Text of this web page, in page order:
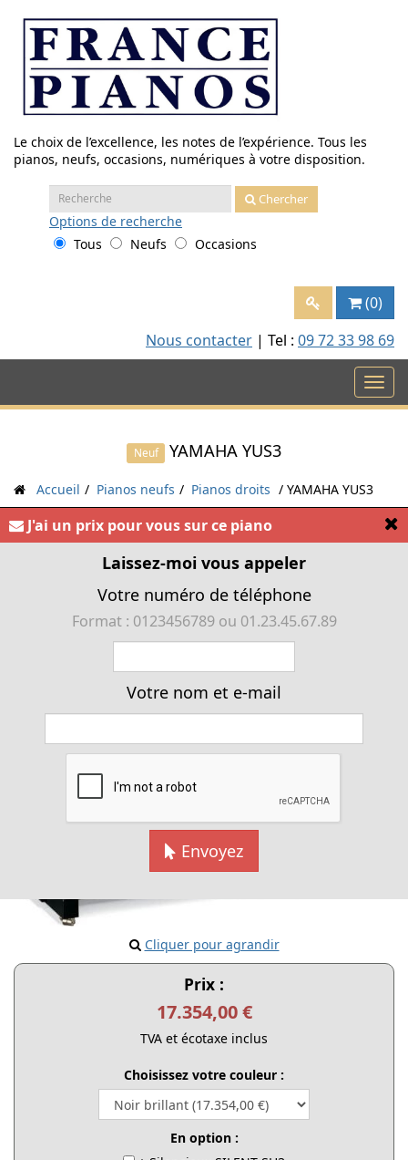
contenu
Le choix de l’excellence, les notes de l’expérience. Tous les
pianos, neufs, occasions, numériques à votre disposition.
Recherche
:
Chercher
Options de recherche
Tous
Neufs Occasions
(0)
Nous contacter | Tel : 09 72 33 98 69
Neuf YAMAHA YUS3
Accueil Pianos neufs Pianos droits YAMAHA YUS3
« Piano droit YAMAHA YUS3 »
Cliquer pour agrandir
Prix :
17.354,00 €
TVA et écotaxe inclus
Choisissez votre couleur :
En option :
J'ai un prix pour vous sur ce piano
Laissez-moi vous appeler
Votre numéro de téléphone
Format : 0123456789 ou 01.23.45.67.89
Votre nom et e-mail
Envoyez